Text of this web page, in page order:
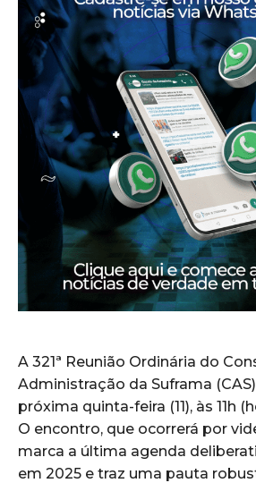
A 321ª Reunião Ordinária do
Administração da Suframa
próxima quinta-feira (11), às 11h
O encontro, que ocorrerá por
marca a última agenda
em 2025 e traz uma pauta